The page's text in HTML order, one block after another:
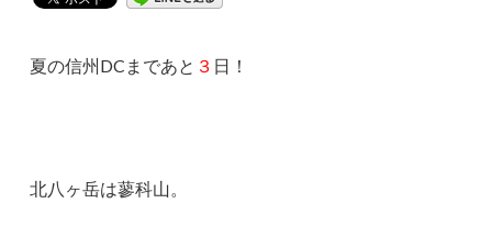
夏の信州DCまであと ３ 日！
北八ヶ岳は蓼科山。